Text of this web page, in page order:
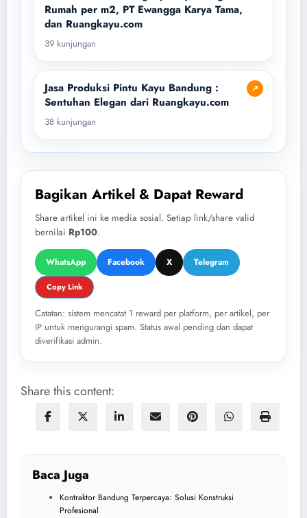
Rumah per m2, PT Ewangga Karya Tama,
dan Ruangkayu.com
39 kunjungan
↗
Jasa Produksi Pintu Kayu Bandung :
Sentuhan Elegan dari Ruangkayu.com
38 kunjungan
Bagikan Artikel & Dapat Reward
Share artikel ini ke media sosial. Setiap link/share valid
bernilai Rp100.
WhatsApp Facebook X Telegram
Copy Link
Catatan: sistem mencatat 1 reward per platform, per artikel, per
IP untuk mengurangi spam. Status awal pending dan dapat
diverifikasi admin.
Share this content:
Baca Juga
Kontraktor Bandung Terpercaya: Solusi Konstruksi
Profesional